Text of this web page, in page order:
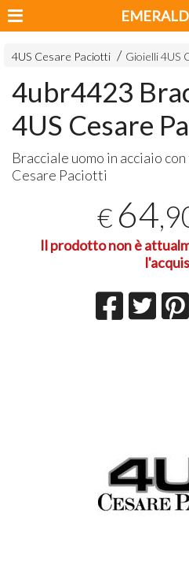
4US Cesare Paciotti Gioielli 4US
4ubr4423
4US Cesare
Bracciale uomo in acciaio
Cesare Paciotti
€ 64
Il prodotto non è